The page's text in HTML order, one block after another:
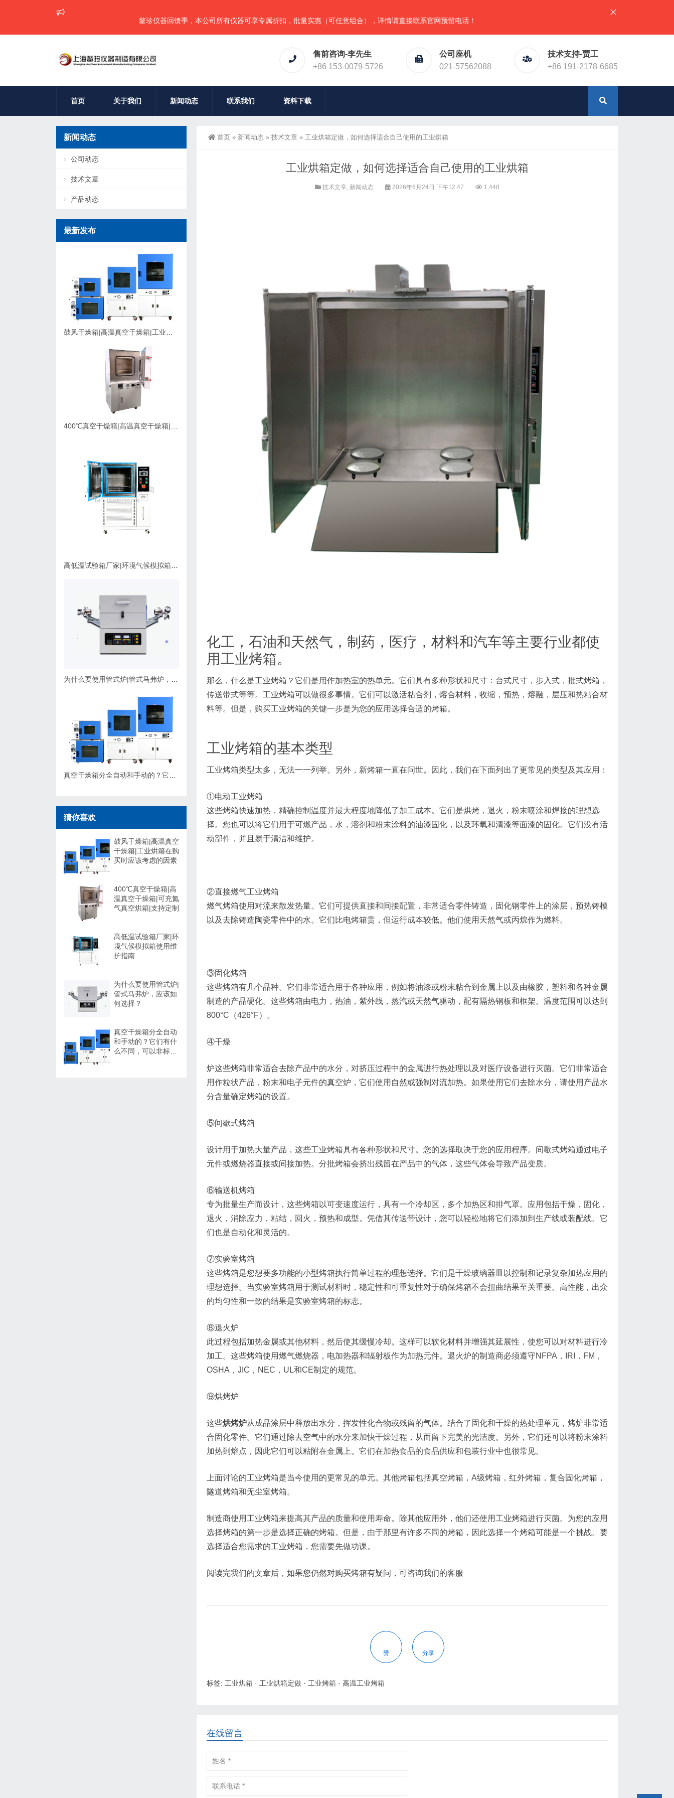
鳌珍仪器回馈季，本公司所有仪器可享专属折扣，批量实惠（可任意组合），详情请直接联系官网预留电话！或加微信（同手机号）
售前咨询-李先生
+86 153-0079-5726
公司座机
021-57562088
技术支持-贾工
+86 191-2178-6685
首页 关于我们 新闻动态 联系我们 资料下载
首页 » 新闻动态 » 技术文章 » 工业烘箱定做，如何选择适合自己使用的工业烘箱
工业烘箱定做，如何选择适合自己使用的工业烘箱
技术文章, 新闻动态 2026年6月24日 下午12:47 1,448
化工，石油和天然气，制药，医疗，材料和汽车等主要行业都使
用工业烤箱。
那么，什么是工业烤箱？它们是用作加热室的热单元。它们具有多种形状和尺寸：台式尺寸，步入式，批式烤箱，
传送带式等等。工业烤箱可以做很多事情。它们可以激活粘合剂，熔合材料，收缩，预热，熔融，层压和热粘合材
料等。但是， 购买工业烤箱的关键一步是为您的应用选择合适的烤箱。
工业烤箱的基本类型
工业烤箱类型太多，无法一一列举。另外，新烤箱一直在问世。因此，我们在下面列出了更常见的类型及其应用：
①电动工业烤箱
这些烤箱快速加热，精确控制温度并最大程度地降低了加工成本。它们是烘烤，退火，粉末喷涂和焊接的理想选
择。您也可以将它们用于可燃产品，水，溶剂和粉末涂料的油漆固化，以及环氧和清漆等面漆的固化。它们没有活
动部件，并且易于清洁和维护。
②直接燃气工业烤箱
燃气烤箱使用对流来散发热量。它们可提供直接和间接配置，非常适合零件铸造，固化钢零件上的涂层，预热铸模
以及去除铸造陶瓷零件中的水。它们比电烤箱贵，但运行成本较低。他们使用天然气或丙烷作为燃料。
③固化烤箱
这些烤箱有几个品种。它们非常适合用于各种应用，例如将油漆或粉末粘合到金属上以及由橡胶，塑料和各种金属
制造的产品硬化。这些烤箱由电力，热油，紫外线，蒸汽或天然气驱动，配有隔热钢板和框架。温度范围可以达到
800°C（426°F）。
④干燥
炉这些烤箱非常适合去除产品中的水分，对挤压过程中的金属进行热处理以及对医疗设备进行灭菌。它们非常适合
用作粒状产品，粉末和电子元件的真空炉，它们使用自然或强制对流加热。如果使用它们去除水分，请使用产品水
分含量确定烤箱的设置。
⑤间歇式烤箱
设计用于加热大量产品，这些工业烤箱具有各种形状和尺寸。您的选择取决于您的应用程序。间歇式烤箱通过电子
元件或燃烧器直接或间接加热。分批烤箱会挤出残留在产品中的气体，这些气体会导致产品变质。
⑥输送机烤箱
专为批量生产而设计，这些烤箱以可变速度运行，具有一个冷却区，多个加热区和排气罩。应用包括干燥，固化，
退火，消除应力，粘结，回火，预热和成型。凭借其传送带设计，您可以轻松地将它们添加到生产线或装配线。它
们也是自动化和灵活的。
⑦实验室烤箱
这些烤箱是您想要多功能的小型烤箱执行简单过程的理想选择。它们是干燥玻璃器皿以控制和记录复杂加热应用的
理想选择。当实验室烤箱用于测试材料时，稳定性和可重复性对于确保烤箱不会扭曲结果至关重要。高性能，出众
的均匀性和一致的结果是实验室烤箱的标志。
⑧退火炉
此过程包括加热金属或其他材料，然后使其缓慢冷却。这样可以软化材料并增强其延展性，使您可以对材料进行冷
加工。这些烤箱使用燃气燃烧器，电加热器和辐射板作为加热元件。退火炉的制造商必须遵守NFPA，IRI，FM，
OSHA，JIC，NEC，UL和CE制定的规范。
⑨烘烤炉
这些烘烤炉从成品涂层中释放出水分，挥发性化合物或残留的气体。结合了固化和干燥的热处理单元，烤炉非常适
合固化零件。它们通过除去空气中的水分来加快干燥过程，从而留下完美的光洁度。另外，它们还可以将粉末涂料
加热到熔点，因此它们可以粘附在金属上。它们在加热食品的食品供应和包装行业中也很常见。
上面讨论的工业烤箱是当今使用的更常见的单元。其他烤箱包括真空烤箱， A级烤箱，红外烤箱，复合固化烤箱，
隧道烤箱和无尘室烤箱。
制造商使用工业烤箱来提高其产品的质量和使用寿命。除其他应用外，他们还使用工业烤箱进行灭菌。为您的应用
选择烤箱的第一步是选择正确的烤箱。但是，由于那里有许多不同的烤箱，因此选择一个烤箱可能是一个挑战。要
选择适合您需求的工业烤箱，您需要先做功课。
阅读完我们的文章后，如果您仍然对购买烤箱有疑问，可咨询我们的客服
赞 分享
标签: 工业烘箱 · 工业烘箱定做 · 工业烤箱 · 高温工业烤箱
在线留言
新闻动态
公司动态
技术文章
产品动态
最新发布
猜你喜欢
鼓风干燥箱|高温真空
干燥箱|工业烘箱在购
买时应该考虑的因素
400℃真空干燥箱|高
温真空干燥箱|可充氮
气真空烘箱|支持定制
高低温试验箱厂家|环
境气候模拟箱使用维
护指南
为什么要使用管式炉|
管式马弗炉，应该如
何选择？
真空干燥箱分全自动
和手动的？它们有什
么不同，可以非标定